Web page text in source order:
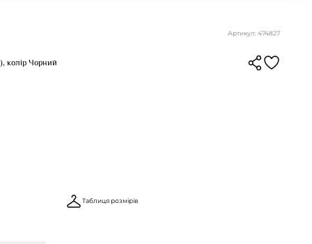
Артикул: 474827
колір Чорний
Таблиця розмірів